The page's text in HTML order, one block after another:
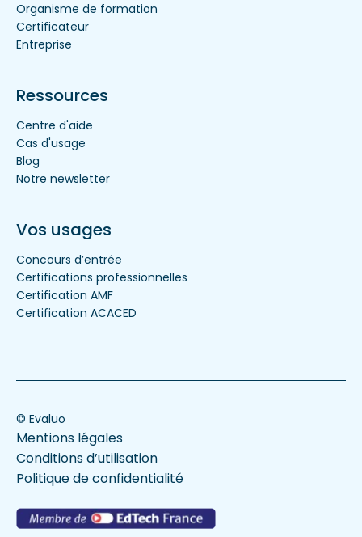
Organisme de formation
Certificateur
Entreprise
Ressources
Centre d'aide
Cas d'usage
Blog
Notre newsletter
Vos usages
Concours d’entrée
Certifications professionnelles
Certification AMF
Certification ACACED
© Evaluo
Mentions légales
Conditions d’utilisation
Politique de confidentialité